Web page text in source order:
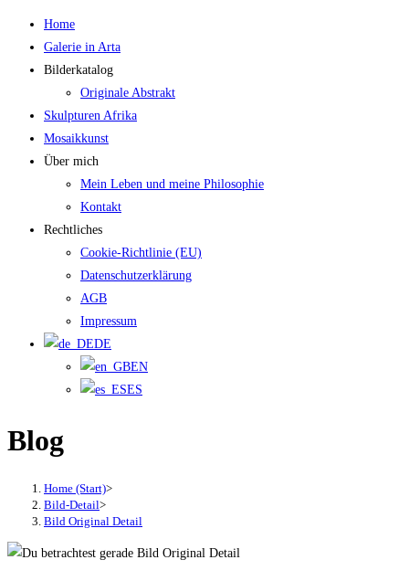
Zum
Inhalt
springen
Home
Galerie in Arta
Bilderkatalog
Originale Abstrakt
Skulpturen Afrika
Mosaikkunst
Über mich
Mein Leben und meine Philosophie
Kontakt
Rechtliches
Cookie-Richtlinie (EU)
Datenschutzerklärung
AGB
Impressum
DE
EN
ES
Blog
Home (Start)>
Bild-Detail>
Bild Original Detail